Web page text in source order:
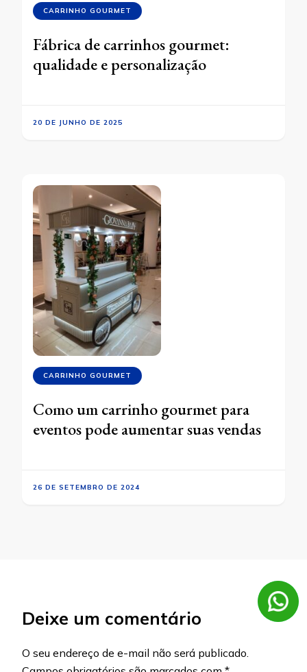
CARRINHO GOURMET
Fábrica de carrinhos gourmet:
qualidade e personalização
20 DE JUNHO DE 2025
CARRINHO GOURMET
Como um carrinho gourmet para
eventos pode aumentar suas vendas
26 DE SETEMBRO DE 2024
Deixe um comentário
O seu endereço de e-mail não será publicado.